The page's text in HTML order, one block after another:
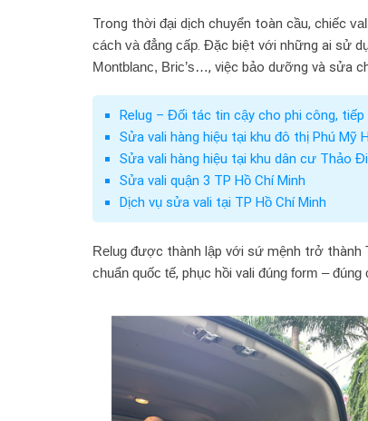
Trong thời đại dịch chuyển toàn cầu, chiếc
cách và đẳng cấp. Đặc biệt với những ai sử
Montblanc, Bric’s…, việc bảo dưỡng và sửa
Relug – Đối tác tin cậy cho phi công,
Sửa vali hàng hiệu tại khu đô thị Phú Mỹ
Sửa vali hàng hiệu tại khu dân cư Thảo
Sửa vali quận 3 TP Hồ Chí Minh
Dịch vụ sửa vali tại TP Hồ Chí Minh
Relug được thành lập với sứ mệnh trở thành
chuẩn quốc tế, phục hồi vali đúng form – đúng